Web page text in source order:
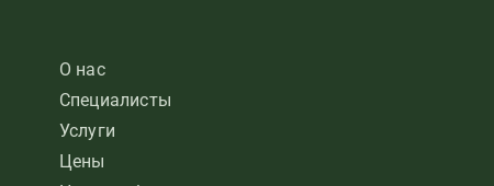
О нас
Специалисты
Услуги
Цены